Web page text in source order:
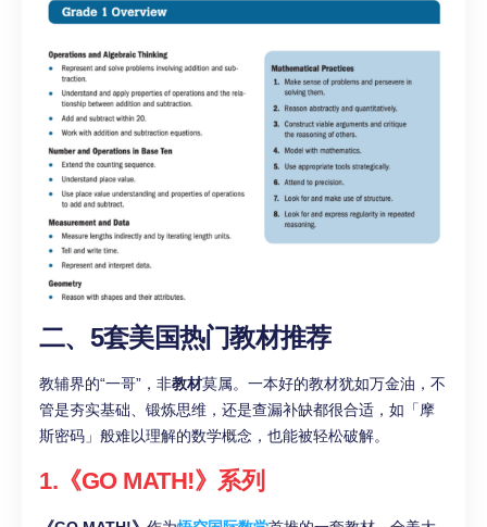
二、5套美国热门教材推荐
教辅界的“一哥”，非教材莫属。一本好的教材犹如万金油，不
管是夯实基础、锻炼思维，还是查漏补缺都很合适，如「摩
斯密码」般难以理解的数学概念，也能被轻松破解。
1.《GO MATH!》系列